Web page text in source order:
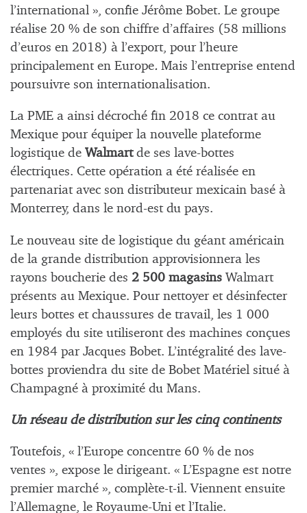
l’international », confie Jérôme Bobet. Le groupe
réalise 20 % de son chiffre d’affaires (58 millions
d’euros en 2018) à l’export, pour l’heure
principalement en Europe. Mais l’entreprise entend
poursuivre son internationalisation.
La PME a ainsi décroché fin 2018 ce contrat au
Mexique pour équiper la nouvelle plateforme
logistique de Walmartde ses lave-bottes
électriques. Cette opération a été réalisée en
partenariat avec son distributeur mexicain basé à
Monterrey, dans le nord-est du pays.
Le nouveau site de logistique du géant américain
de la grande distribution approvisionnera les
rayons boucherie des 2 500 magasins Walmart
présents au Mexique. Pour nettoyer et désinfecter
leurs bottes et chaussures de travail, les 1 000
employés du site utiliseront des machines conçues
en 1984 par Jacques Bobet. L’intégralité des lave-
bottes proviendra du site de Bobet Matériel situé à
Champagné à proximité du Mans.
Un réseau de distribution sur les cinq continents
Toutefois, « l’Europe concentre 60 % de nos
ventes », expose le dirigeant. « L’Espagne est notre
premier marché », complète-t-il. Viennent ensuite
l’Allemagne, le Royaume-Uni et l’Italie.